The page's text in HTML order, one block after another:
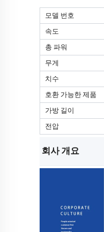
모델 번호
속도
총 파워
무게
치수
호환 가능한 제품
가방 길이
전압
회사 개요